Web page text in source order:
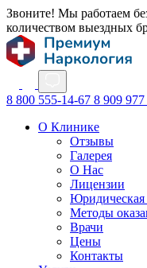
Звоните! Мы работаем
количеством выездных
8 800 555-14-67 8 909
О Клинике
Отзывы
Галерея
О Нас
Лицензии
Методы
Врачи
Цены
Контакты